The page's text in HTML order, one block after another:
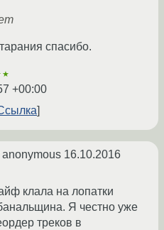
спасибо.
+00:00
anonymous 16.10.2016
клала на лопатки
Я честно уже
треков в